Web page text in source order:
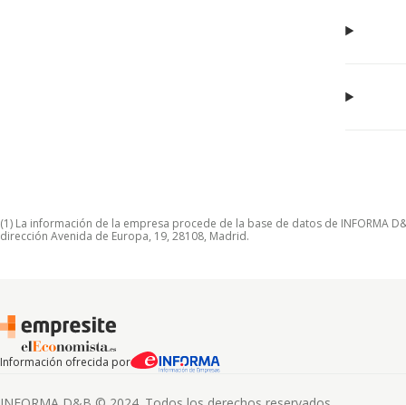
(1) La información de la empresa procede de la base de datos de INFORMA
dirección Avenida de Europa, 19, 28108, Madrid.
Información ofrecida por